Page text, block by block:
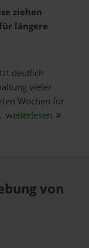
ziehen
längere
deutlich
vieler
Wochen für
weiterlesen
von